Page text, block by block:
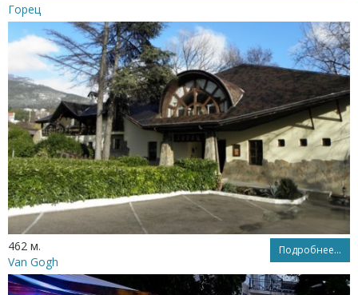
Горец
462 м. Подробнее...
Van Gogh